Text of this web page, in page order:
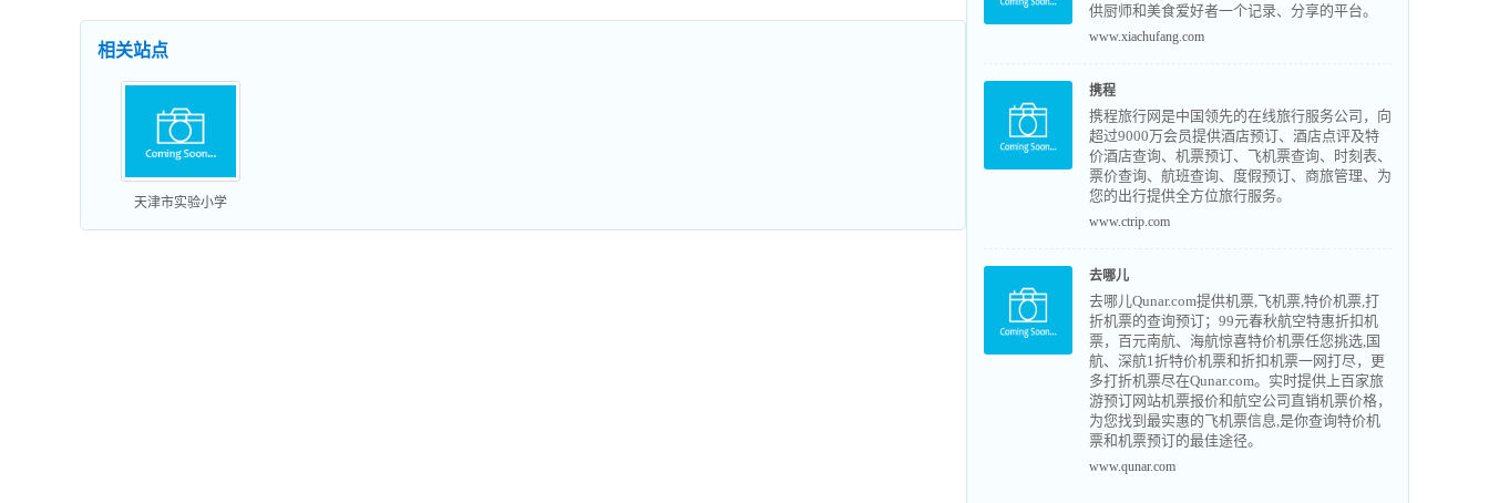
相关站点
天津市实验小学
供厨师和美食爱好者一个记录、分享的平台。
www.xiachufang.com
携程
携程旅行网是中国领先的在线旅行服务公司，向
超过9000万会员提供酒店预订、酒店点评及特
价酒店查询、机票预订、飞机票查询、时刻表、
票价查询、航班查询、度假预订、商旅管理、为
您的出行提供全方位旅行服务。
www.ctrip.com
去哪儿
去哪儿Qunar.com提供机票,飞机票,特价机票,打
折机票的查询预订；99元春秋航空特惠折扣机
票，百元南航、海航惊喜特价机票任您挑选,国
航、深航1折特价机票和折扣机票一网打尽，更
多打折机票尽在Qunar.com。实时提供上百家旅
游预订网站机票报价和航空公司直销机票价格，
为您找到最实惠的飞机票信息,是你查询特价机
票和机票预订的最佳途径。
www.qunar.com